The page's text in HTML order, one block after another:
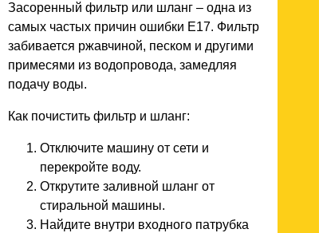
Засоренный фильтр или шланг – одна из
самых частых причин ошибки E17. Фильтр
забивается ржавчиной, песком и другими
примесями из водопровода, замедляя
подачу воды.
Как почистить фильтр и шланг:
Отключите машину от сети и
перекройте воду.
Открутите заливной шланг от
стиральной машины.
Найдите внутри входного патрубка